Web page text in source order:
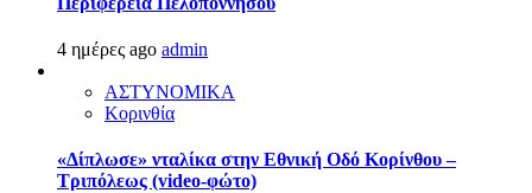
4 ημέρες ago admin
ΑΣΤΥΝΟΜΙΚΑ
Κορινθία
«Δίπλωσε» νταλίκα στην Εθνική Oδό Κορίνθου –
Τριπόλεως (video-φώτο)